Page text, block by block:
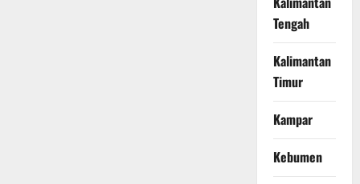
Tengah
Kalimantan
Timur
Kampar
Kebumen